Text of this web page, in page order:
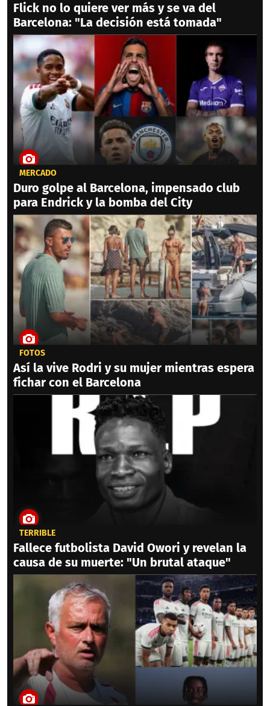
Flick no lo quiere ver más y se va del
Barcelona: "La decisión está tomada"
MERCADO
Duro golpe al Barcelona, impensado club
para Endrick y la bomba del City
FOTOS
Así la vive Rodri y su mujer mientras espera
fichar con el Barcelona
TERRIBLE
Fallece futbolista David Owori y revelan la
causa de su muerte: "Un brutal ataque"